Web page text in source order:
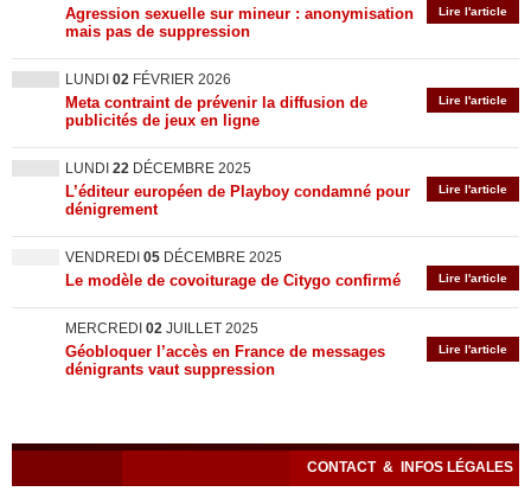
Lire l'article
Agression sexuelle sur mineur : anonymisation
mais pas de suppression
LUNDI 02 FÉVRIER 2026
Lire l'article
Meta contraint de prévenir la diffusion de
publicités de jeux en ligne
LUNDI 22 DÉCEMBRE 2025
Lire l'article
L’éditeur européen de Playboy condamné pour
dénigrement
VENDREDI 05 DÉCEMBRE 2025
Lire l'article
Le modèle de covoiturage de Citygo confirmé
MERCREDI 02 JUILLET 2025
Lire l'article
Géobloquer l’accès en France de messages
dénigrants vaut suppression
CONTACT & INFOS LÉGALES